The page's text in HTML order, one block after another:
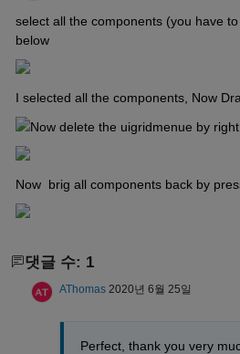
select all the components (you have
below
I selected all the components, Now
Now delete the uigridmenue by
Now  brig all components back by
댓글 수: 1
AThomas 2020년 6월 25일
Perfect, thank you very